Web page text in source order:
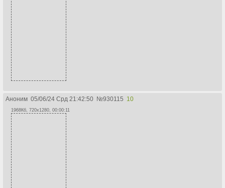
Аноним 05/06/24 Срд 21:42:50 №930115 10
1968Кб, 720x1280, 00:00:11